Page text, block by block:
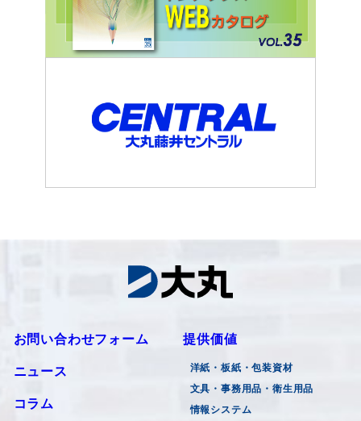
お問い合わせフォーム
ニュース
コラム
提供価値
洋紙・板紙・包装資材
文具・事務用品・衛生用品
情報システム